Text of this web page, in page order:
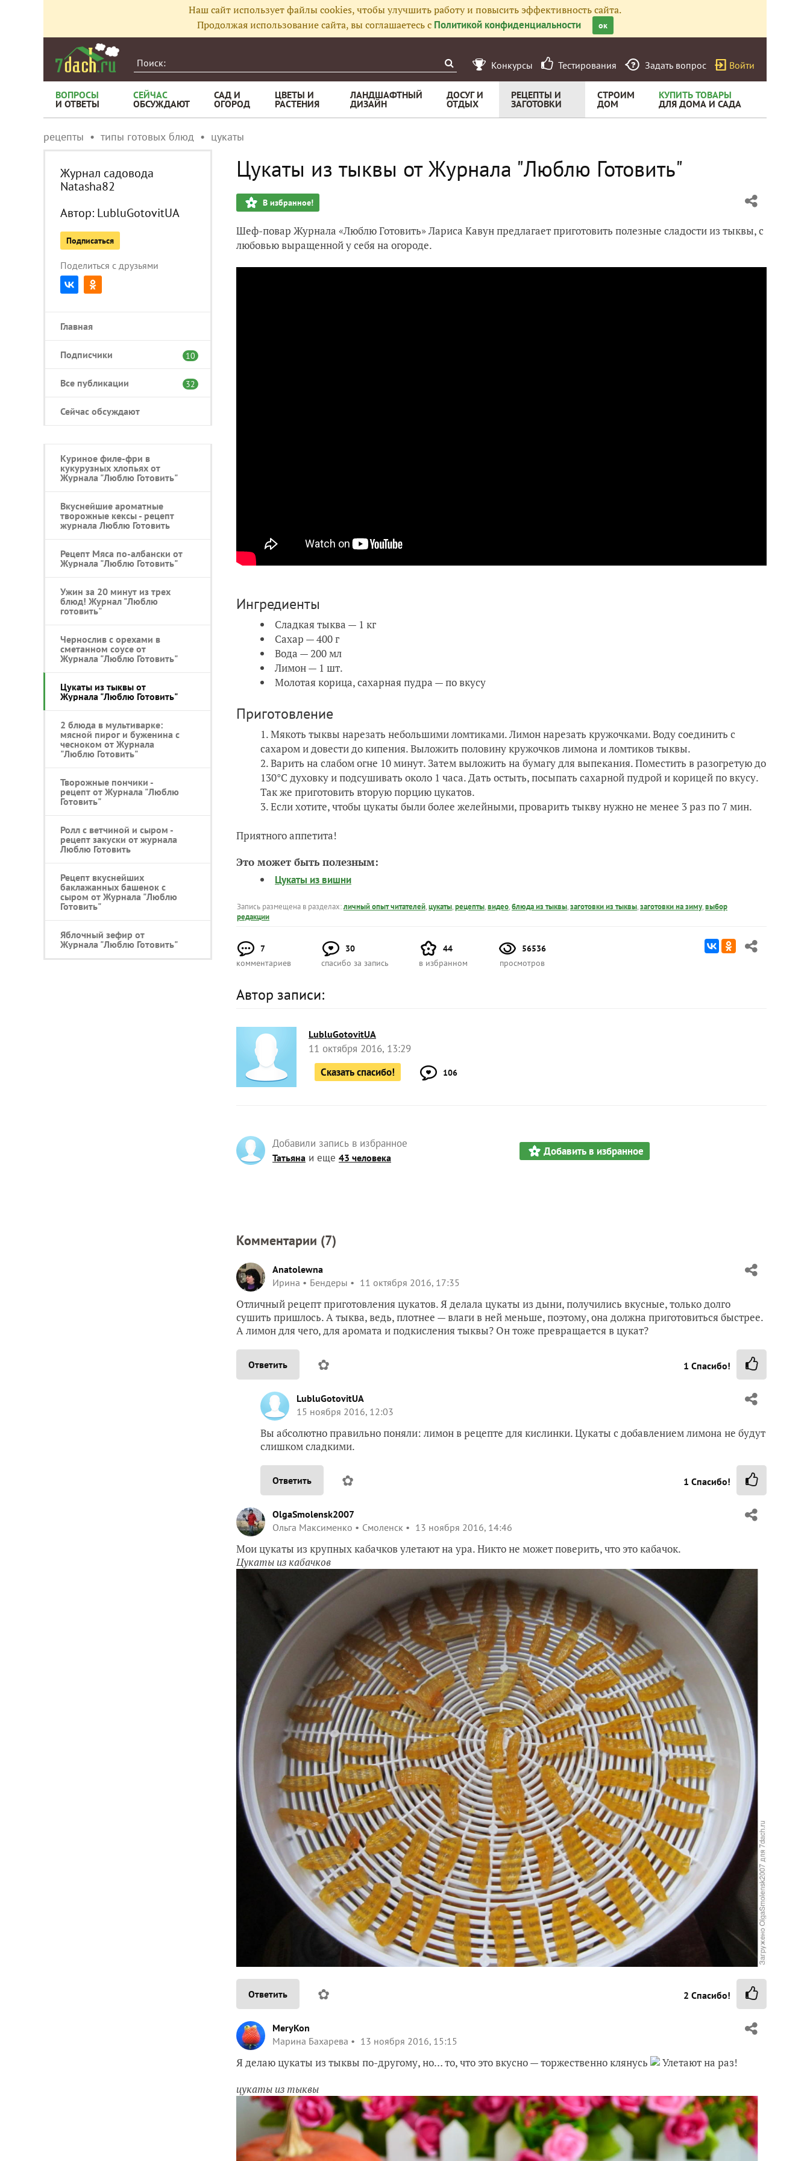
Наш сайт использует файлы cookies, чтобы улучшить работу и повысить эффективность сайта.
Продолжая использование сайта, вы соглашаетесь с Политикой конфиденциальности ок
Конкурсы Тестирования Задать вопрос Войти
ВОПРОСЫ
И ОТВЕТЫ
СЕЙЧАС
ОБСУЖДАЮТ
САД И
ОГОРОД
ЦВЕТЫ И
РАСТЕНИЯ
ЛАНДШАФТНЫЙ
ДИЗАЙН
ДОСУГ И
ОТДЫХ
РЕЦЕПТЫ И
ЗАГОТОВКИ
СТРОИМ
ДОМ
КУПИТЬ ТОВАРЫ
ДЛЯ ДОМА И САДА
рецепты типы готовых блюд цукаты
Журнал садовода
Natasha82
Автор: LubluGotovitUA
Подписаться
Поделиться с друзьями
Главная
Подписчики 10
Все публикации 32
Сейчас обсуждают
Куриное филе-фри в
кукурузных хлопьях от
Журнала "Люблю Готовить"
Вкуснейшие ароматные
творожные кексы - рецепт
журнала Люблю Готовить
Рецепт Мяса по-албански от
Журнала "Люблю Готовить"
Ужин за 20 минут из трех
блюд! Журнал "Люблю
готовить"
Чернослив с орехами в
сметанном соусе от
Журнала "Люблю Готовить"
Цукаты из тыквы от
Журнала "Люблю Готовить"
2 блюда в мультиварке:
мясной пирог и буженина с
чесноком от Журнала
"Люблю Готовить"
Творожные пончики -
рецепт от Журнала "Люблю
Готовить"
Ролл с ветчиной и сыром -
рецепт закуски от журнала
Люблю Готовить
Рецепт вкуснейших
баклажанных башенок с
сыром от Журнала "Люблю
Готовить"
Яблочный зефир от
Журнала "Люблю Готовить"
Цукаты из тыквы от Журнала "Люблю Готовить"
В избранное!
Шеф-повар Журнала «Люблю Готовить» Лариса Кавун предлагает приготовить полезные сладости из тыквы, с
любовью выращенной у себя на огороде.
Ингредиенты
Сладкая тыква — 1 кг
Сахар — 400 г
Вода — 200 мл
Лимон — 1 шт.
Молотая корица, сахарная пудра — по вкусу
Приготовление
Мякоть тыквы нарезать небольшими ломтиками. Лимон нарезать кружочками. Воду соединить с
сахаром и довести до кипения. Выложить половину кружочков лимона и ломтиков тыквы.
Варить на слабом огне 10 минут. Затем выложить на бумагу для выпекания. Поместить в разогретую до
130°С духовку и подсушивать около 1 часа. Дать остыть, посыпать сахарной пудрой и корицей по вкусу.
Так же приготовить вторую порцию цукатов.
Если хотите, чтобы цукаты были более желейными, проварить тыкву нужно не менее 3 раз по 7 мин.
Приятного аппетита!
Это может быть полезным:
Цукаты из вишни
Запись размещена в разделах:личный опыт читателей,цукаты,рецепты,видео,блюда из тыквы,заготовки из тыквы,заготовки на зиму,выбор
редакции
7
комментариев
30
спасибо за запись
44
в избранном
56536
просмотров
Автор записи:
LubluGotovitUA
11 октября 2016, 13:29
Сказать спасибо!
106
Добавили запись в избранное
Татьяна и еще 43 человека Добавить в избранное
Комментарии (7)
Anatolewna
Ирина
Бендеры 11 октября 2016, 17:35
Отличный рецепт приготовления цукатов. Я делала цукаты из дыни, получились вкусные, только долго
сушить пришлось. А тыква, ведь, плотнее — влаги в ней меньше, поэтому, она должна приготовиться быстрее.
А лимон для чего, для аромата и подкисления тыквы? Он тоже превращается в цукат?
Ответить ✿ 1 Спасибо!
LubluGotovitUA
15 ноября 2016, 12:03
Вы абсолютно правильно поняли: лимон в рецепте для кислинки. Цукаты с добавлением лимона не будут
слишком сладкими.
Ответить ✿ 1 Спасибо!
OlgaSmolensk2007
Ольга Максименко
Смоленск 13 ноября 2016, 14:46
Мои цукаты из крупных кабачков улетают на ура. Никто не может поверить, что это кабачок.
Цукаты из кабачков
Ответить ✿ 2 Спасибо!
MeryKon
Марина Бахарева
13 ноября 2016, 15:15
Я делаю цукаты из тыквы по-другому, но… то, что это вкусно — торжественно клянусь
Улетают на раз!
цукаты из тыквы